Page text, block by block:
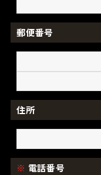
郵便番号
住所
※ 電話番号